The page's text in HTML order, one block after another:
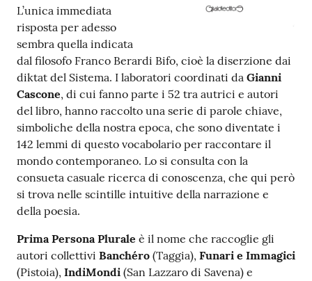
Seguici
su
Catalogo
on line
L’unica immediata
risposta per adesso
sembra quella indicata
dal filosofo Franco Berardi Bifo, cioè la diserzione dai
diktat del Sistema. I laboratori coordinati da Gianni
Cascone, di cui fanno parte i 52 tra autrici e autori
del libro, hanno raccolto una serie di parole chiave,
simboliche della nostra epoca, che sono diventate i
142 lemmi di questo vocabolario per raccontare il
mondo contemporaneo. Lo si consulta con la
consueta casuale ricerca di conoscenza, che qui però
si trova nelle scintille intuitive della narrazione e
della poesia.
Prima Persona Plurale è il nome che raccoglie gli
autori collettivi Banchéro (Taggia), Funari e Immagici
(Pistoia), IndiMondi (San Lazzaro di Savena) e